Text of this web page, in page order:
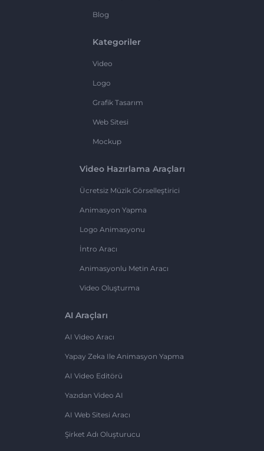
Blog
Kategoriler
Video
Logo
Grafik Tasarım
Web Sitesi
Mockup
Video Hazırlama Araçları
Ücretsiz Müzik Görselleştirici
Animasyon Yapma
Logo Animasyonu
İntro Aracı
Animasyonlu Metin Aracı
Video Oluşturma
AI Araçları
AI Video Aracı
Yapay Zeka Ile Animasyon Yapma
AI Video Editörü
Yazıdan Video AI
AI Web Sitesi Aracı
Şirket Adı Oluşturucu